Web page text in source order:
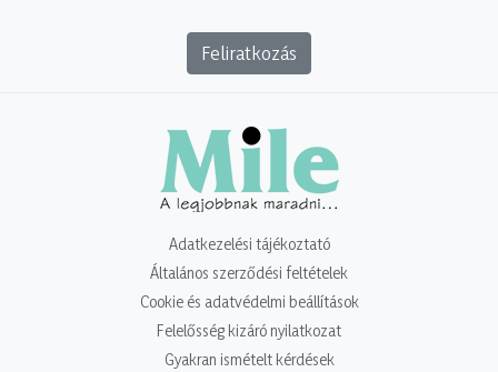
Feliratkozás
Adatkezelési tájékoztató
Általános szerződési feltételek
Cookie és adatvédelmi beállítások
Felelősség kizáró nyilatkozat
Gyakran ismételt kérdések